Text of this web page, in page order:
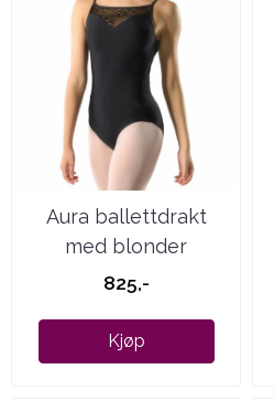
Aura ballettdrakt
med blonder
825,-
Kjøp